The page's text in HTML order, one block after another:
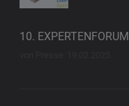
10. EXPERTENFORUM